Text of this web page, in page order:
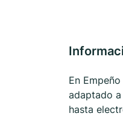
En
adaptado
hasta